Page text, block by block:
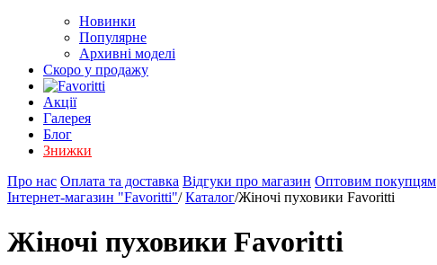
Новинки
Популярне
Архивні моделі
Скоро у продажу
Акції
Галерея
Блог
Знижки
Про нас Оплата та доставка Відгуки про магазин Оптовим покупцям
Інтернет-магазин "Favoritti"/ Каталог/Жіночі пуховики Favoritti
Жіночі пуховики Favoritti